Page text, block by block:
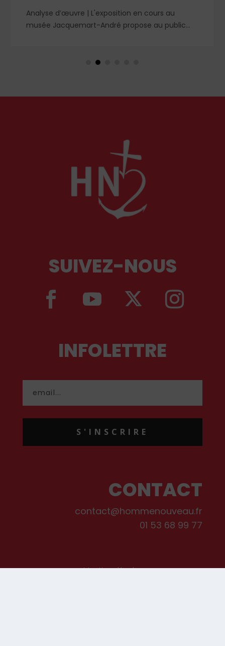
Analyse d’œuvre | L'exposition en cours au
musée Jacquemart-André propose au public
dans un style qui tranche avec les ceux qui
SUIVEZ-NOUS
INFOLETTRE
S'INSCRIRE
CONTACT
contact@hommenouveau.fr
01 53 68 99 77
Mentions légales